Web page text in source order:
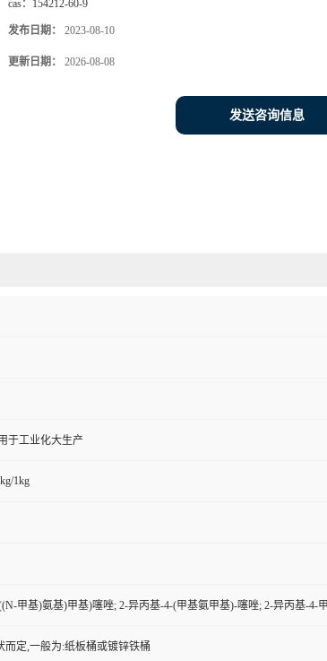
cas： 154212-60-9
发布日期： 2023-08-10
更新日期： 2026-08-08
发送咨询信息
于工业化大生产
1kg
甲基)氨基)甲基)噻唑; 2-异丙基-4-(甲基氨甲基)-噻唑; 2-异丙基-4-
而定,一般为:纸板桶或镀锌铁桶